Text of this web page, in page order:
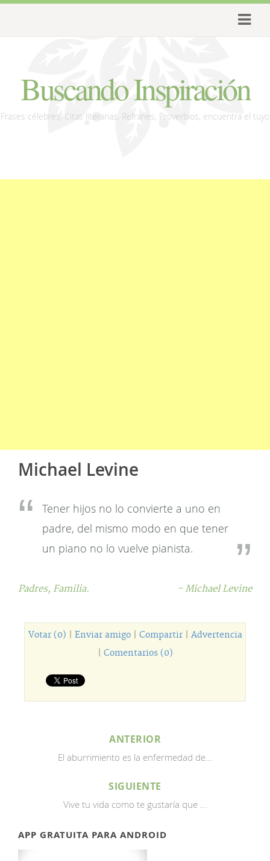
Buscando Inspiración
Frases célebres, Citas literarias, Refranes, Proverbios, encuentra el tuyo
Michael Levine
Tener hijos no lo convierte a uno en
padre, del mismo modo en que tener
un piano no lo vuelve pianista.
Padres, Familia. - Michael Levine
Votar (0) Enviar amigo| Compartir| Advertencia
Comentarios (0)
ANTERIOR
El aburrimiento es la enfermedad de...
SIGUIENTE
Vive tu vida como te gustaría que ...
APP GRATUITA PARA ANDROID